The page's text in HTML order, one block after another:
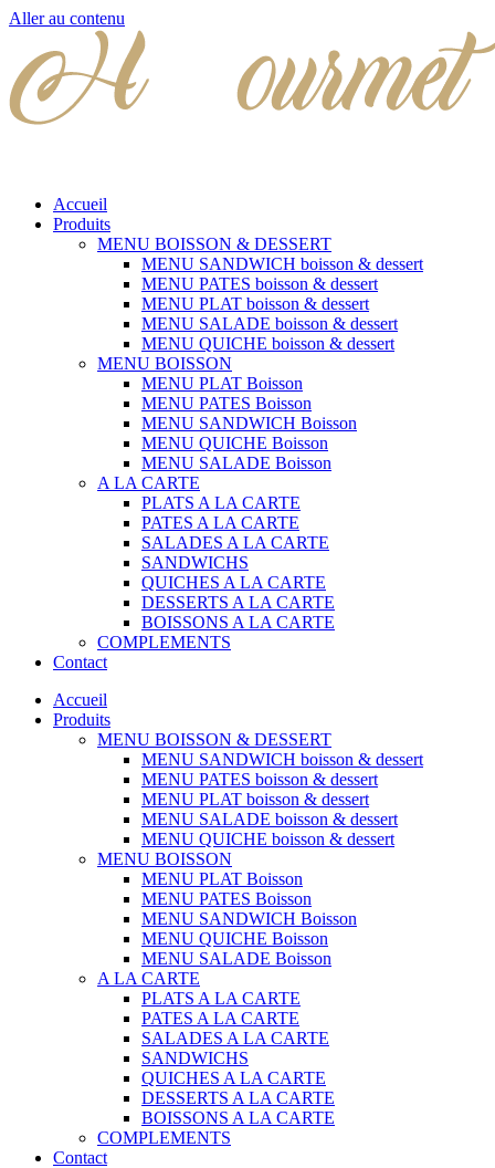
Aller au contenu
Accueil
Produits
MENU BOISSON & DESSERT
MENU SANDWICH boisson & dessert
MENU PATES boisson & dessert
MENU PLAT boisson & dessert
MENU SALADE boisson & dessert
MENU QUICHE boisson & dessert
MENU BOISSON
MENU PLAT Boisson
MENU PATES Boisson
MENU SANDWICH Boisson
MENU QUICHE Boisson
MENU SALADE Boisson
A LA CARTE
PLATS A LA CARTE
PATES A LA CARTE
SALADES A LA CARTE
SANDWICHS
QUICHES A LA CARTE
DESSERTS A LA CARTE
BOISSONS A LA CARTE
COMPLEMENTS
Contact
Accueil
Produits
MENU BOISSON & DESSERT
MENU SANDWICH boisson & dessert
MENU PATES boisson & dessert
MENU PLAT boisson & dessert
MENU SALADE boisson & dessert
MENU QUICHE boisson & dessert
MENU BOISSON
MENU PLAT Boisson
MENU PATES Boisson
MENU SANDWICH Boisson
MENU QUICHE Boisson
MENU SALADE Boisson
A LA CARTE
PLATS A LA CARTE
PATES A LA CARTE
SALADES A LA CARTE
SANDWICHS
QUICHES A LA CARTE
DESSERTS A LA CARTE
BOISSONS A LA CARTE
COMPLEMENTS
Contact